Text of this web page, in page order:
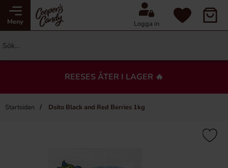
Meny Logga in
REESES ÅTER I LAGER 🔥
Startsidan Dsito Black and Red Berries 1kg
×